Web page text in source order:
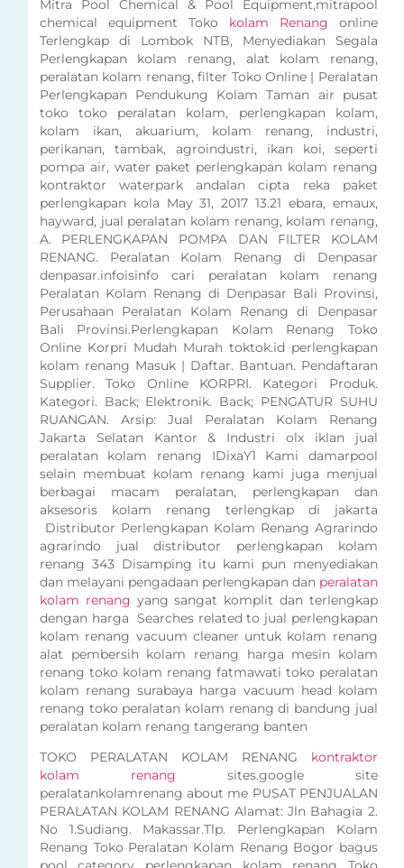
Mitra Pool Chemical & Pool Equipment,mitrapool
chemical equipment Toko kolam Renang online
Terlengkap di Lombok NTB, Menyediakan Segala
Perlengkapan kolam renang, alat kolam renang,
peralatan kolam renang, filter Toko Online | Peralatan
Perlengkapan Pendukung Kolam Taman air pusat
toko toko peralatan kolam, perlengkapan kolam,
kolam ikan, akuarium, kolam renang, industri,
perikanan, tambak, agroindustri, ikan koi, seperti
pompa air, water paket perlengkapan kolam renang
kontraktor waterpark andalan cipta reka paket
perlengkapan kola May 31, 2017 13.21 ebara, emaux,
hayward, jual peralatan kolam renang, kolam renang,
A. PERLENGKAPAN POMPA DAN FILTER KOLAM
RENANG. Peralatan Kolam Renang di Denpasar
denpasar.infoisinfo cari peralatan kolam renang
Peralatan Kolam Renang di Denpasar Bali Provinsi,
Perusahaan Peralatan Kolam Renang di Denpasar
Bali Provinsi.Perlengkapan Kolam Renang Toko
Online Korpri Mudah Murah toktok.id perlengkapan
kolam renang Masuk | Daftar. Bantuan. Pendaftaran
Supplier. Toko Online KORPRI. Kategori Produk.
Kategori. Back; Elektronik. Back; PENGATUR SUHU
RUANGAN. Arsip: Jual Peralatan Kolam Renang
Jakarta Selatan Kantor & Industri olx iklan jual
peralatan kolam renang IDixaY1 Kami damarpool
selain membuat kolam renang kami juga menjual
berbagai macam peralatan, perlengkapan dan
aksesoris kolam renang terlengkap di jakarta
Distributor Perlengkapan Kolam Renang Agrarindo
agrarindo jual distributor perlengkapan kolam
renang 343 Disamping itu kami pun menyediakan
dan melayani pengadaan perlengkapan dan peralatan
kolam renang yang sangat komplit dan terlengkap
dengan harga Searches related to jual perlengkapan
kolam renang vacuum cleaner untuk kolam renang
alat pembersih kolam renang harga mesin kolam
renang toko kolam renang fatmawati toko peralatan
kolam renang surabaya harga vacuum head kolam
renang toko peralatan kolam renang di bandung jual
peralatan kolam renang tangerang banten
TOKO PERALATAN KOLAM RENANG kontraktor
kolam renang sites.google site
peralatankolamrenang about me PUSAT PENJUALAN
PERALATAN KOLAM RENANG Alamat: Jln Bahagia 2.
No 1.Sudiang. Makassar.Tlp. Perlengkapan Kolam
Renang Toko Peralatan Kolam Renang Bogor bagus